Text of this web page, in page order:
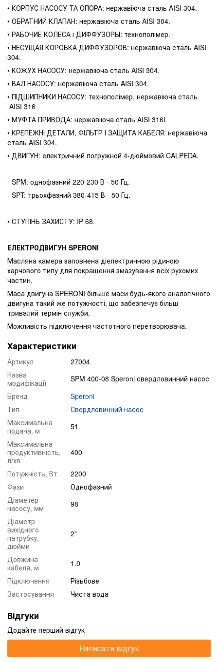
• КОРПУС НАСОСУ ТА ОПОРА: нержавіюча сталь AISI 304.
• ОБРАТНИЙ КЛАПАН: нержавіюча сталь AISI 304.
• РАБОЧИЕ КОЛЕСА і ДИФФУЗОРЫ: технополімер.
• НЕСУЩАЯ КОРОБКА ДИФФУЗОРОВ: нержавіюча сталь AISI
304.
• КОЖУХ НАСОСУ: нержавіюча сталь AISI 304.
• ВАЛ НАСОСУ: нержавіюча сталь AISI 304.
• ПІДШИПНИКИ НАСОСУ: технополімер, нержавіюча сталь
AISI 316
• МУФТА ПРИВОДА: нержавіюча сталь AISI 316L
• КРЕПЕЖНІ ДЕТАЛИ, ФІЛЬТР І ЗАЩИТА КАБЕЛЯ: нержавіюча
сталь AISI 304.
• ДВИГУН: електричний погружной 4-дюймовий CALPEDA.
- SPM: однофазний 220-230 В - 50 Гц.
- SPT: трьохфазний 380-415 В - 50 Гц.
• СТУПІНЬ ЗАХИСТУ: IP 68.
ЕЛЕКТРОДВИГУН SPERONI
Масляна камера заповнена діелектричною рідиною
харчового типу для покращення змазування всіх рухомих
частин.
Маса двигуна SPERONI більше маси будь-якого аналогічного
двигуна такий же потужності, що забезпечує більш
тривалий термін служби.
Можливість підключення частотного перетворювача.
Характеристики
Артикул
27004
Назва
модифікації
SPM 400-08 Speroni свердловинний насос
Бренд
Speroni
Тип
Свердловинний насос
Максимальна
подача, м
51
Максимальна
продуктивність,
л/хв
400
Потужність, Вт
2200
Фази
Однофазний
Діаметер
насосу, мм
98
Діаметр
вихідного
патрубку,
дюйми
2"
Довжина
кабеля, м
1.0
Підключення
Різьбове
Застосування
Чиста вода
Відгуки
Додайте перший відгук
Написати відгук